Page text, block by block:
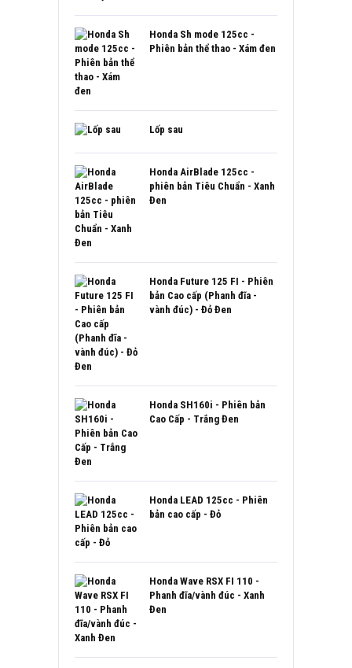
Honda Sh mode 125cc -
Phiên bản thể thao - Xám đen
Lốp sau
Honda AirBlade 125cc -
phiên bản Tiêu Chuẩn - Xanh
Đen
Honda Future 125 FI - Phiên
bản Cao cấp (Phanh đĩa -
vành đúc) - Đỏ Đen
Honda SH160i - Phiên bản
Cao Cấp - Trắng Đen
Honda LEAD 125cc - Phiên
bản cao cấp - Đỏ
Honda Wave RSX FI 110 -
Phanh đĩa/vành đúc - Xanh
Đen